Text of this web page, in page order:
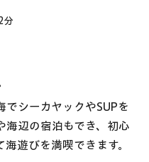
分
シーカヤックやSUPを
海辺の宿泊もでき、初心
遊びを満喫できます。